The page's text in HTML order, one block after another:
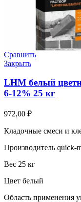
Сравнить
Закрыть
LHM белый
6-12% 25 кг
972,00 ₽
Кладочные смеси и
Производитель quick-
Вес 25 кг
Цвет белый
Область применения